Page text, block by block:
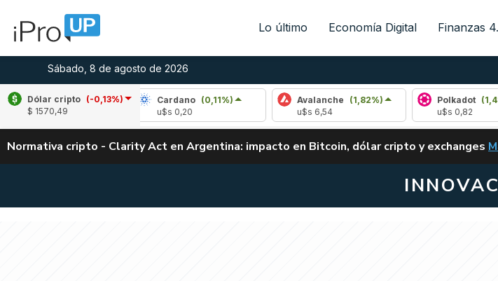
Lo último Economía Digital Finanzas
Sábado, 8 de agosto de 2026
Dólar cripto (-0,13%)
$ 1570,49
(2,76%)
Cardano
(0,11%)
Avalanche
(1,82%)
Polkadot
(1,48%)
Normativa cripto - Clarity Act en Argentina: impacto en Bitcoin, dólar cripto y exchanges